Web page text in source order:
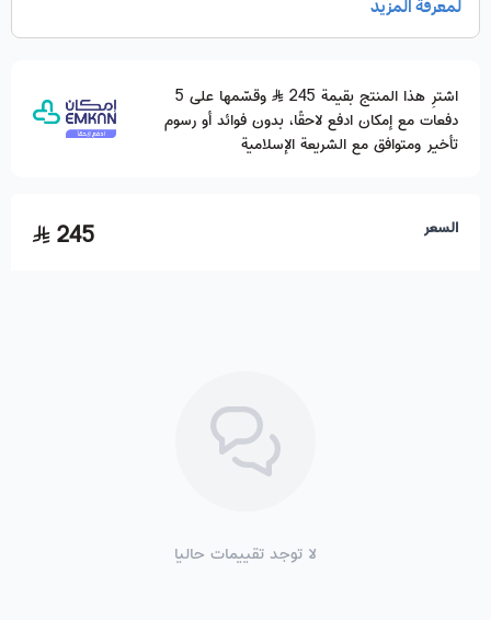
اشترِ هذا المنتج بقيمة 245
وقسّمها على 5
دفعات مع إمكان ادفع لاحقًا، بدون فوائد أو رسوم
تأخير ومتوافق مع الشريعة الإسلامية
السعر 245
لا توجد تقييمات حاليا